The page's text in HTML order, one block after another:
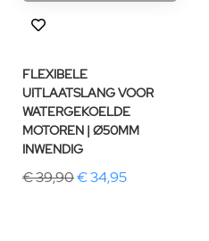
FLEXIBELE
UITLAATSLANG VOOR
WATERGEKOELDE
MOTOREN | Ø50MM
INWENDIG
€ 39,90€ 34,95